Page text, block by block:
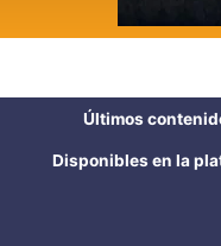
Últimos
Disponibles en la